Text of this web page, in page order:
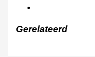
Gerelateerd